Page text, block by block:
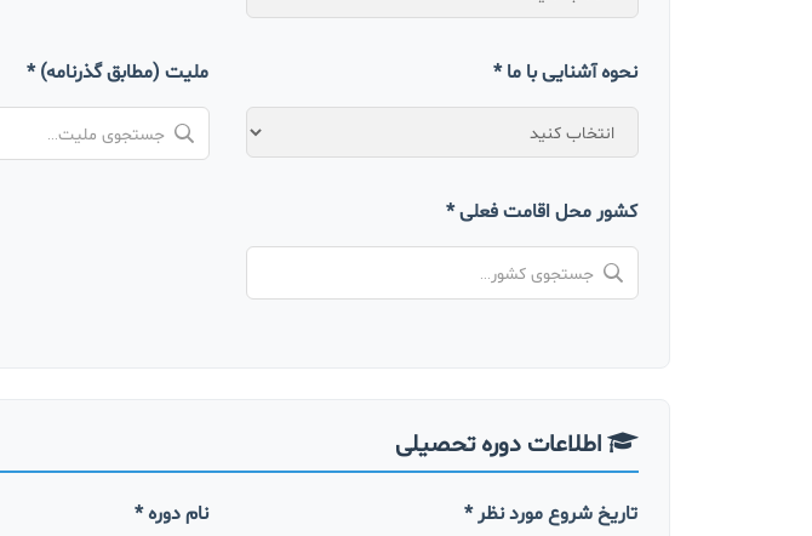
ملیت (مطابق گذرنامه) * نحوه آشنایی با ما *
کشور محل اقامت فعلی *
اطلاعات دوره تحصیلی
نام دوره * تاریخ شروع مورد نظر *